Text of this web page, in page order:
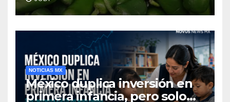
hospitalizados
NOTICIAS MX
México duplica inversión en
primera infancia, pero solo